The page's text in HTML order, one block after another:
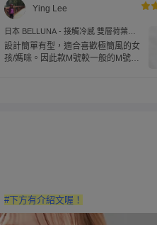
Ying Lee
日本 BELLUNA - 接觸冷感 雙層荷葉袖
設計短袖上衣-黑
設計簡單有型，適合喜歡極簡風的女
孩/媽咪。因此款M號較一般的M號
#下方有介紹文喔！